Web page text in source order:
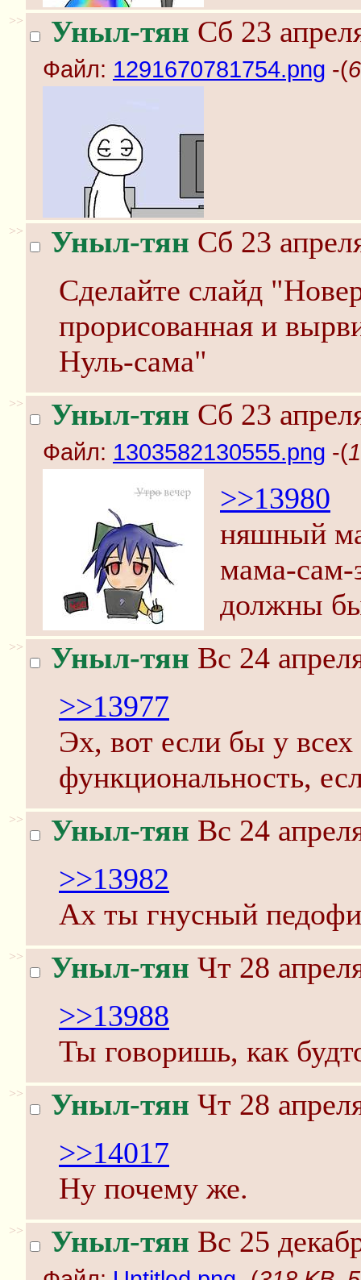
>> Уныл-тян Сб 23
Файл: 1291670781754.png -(
>> Уныл-тян Сб 23
Сделайте слайд
прорисованная и
Нуль-сама"
>> Уныл-тян Сб 23
Файл: 1303582130555.png -(
>>13980
няшный
мама-сам-
должны
>> Уныл-тян Вс 24
>>13977
Эх, вот если бы у всех
функциональность,
>> Уныл-тян Вс 24
>>13982
Ах ты гнусный
>> Уныл-тян Чт 28
>>13988
Ты говоришь, как
>> Уныл-тян Чт 28
>>14017
Ну почему же.
>> Уныл-тян Вс 25